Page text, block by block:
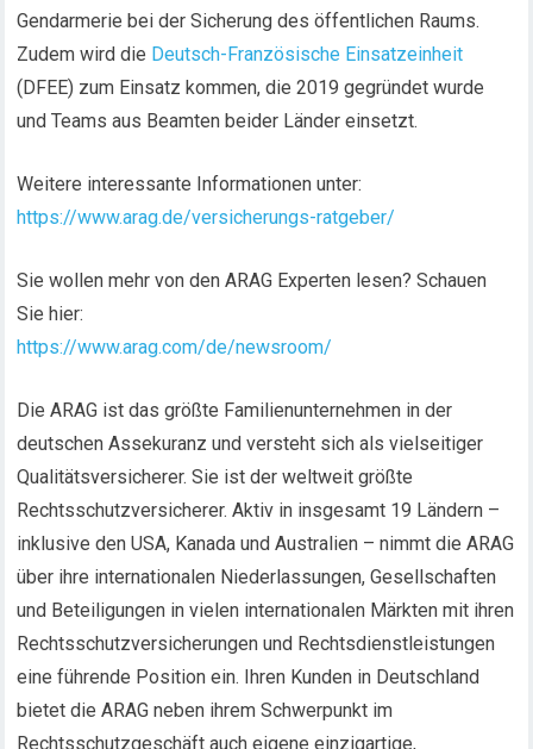
Gendarmerie bei der Sicherung des öffentlichen Raums.
Zudem wird die Deutsch-Französische Einsatzeinheit
(DFEE) zum Einsatz kommen, die 2019 gegründet wurde
und Teams aus Beamten beider Länder einsetzt.
Weitere interessante Informationen unter:
https://www.arag.de/versicherungs-ratgeber/
Sie wollen mehr von den ARAG Experten lesen? Schauen
Sie hier:
https://www.arag.com/de/newsroom/
Die ARAG ist das größte Familienunternehmen in der
deutschen Assekuranz und versteht sich als vielseitiger
Qualitätsversicherer. Sie ist der weltweit größte
Rechtsschutzversicherer. Aktiv in insgesamt 19 Ländern –
inklusive den USA, Kanada und Australien – nimmt die ARAG
über ihre internationalen Niederlassungen, Gesellschaften
und Beteiligungen in vielen internationalen Märkten mit ihren
Rechtsschutzversicherungen und Rechtsdienstleistungen
eine führende Position ein. Ihren Kunden in Deutschland
bietet die ARAG neben ihrem Schwerpunkt im
Rechtsschutzgeschäft auch eigene einzigartige,